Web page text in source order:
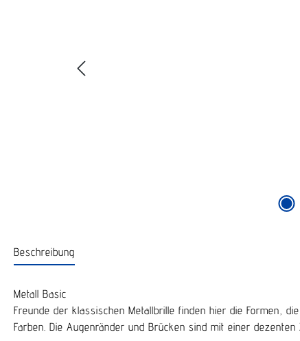
Beschreibung
Metall Basic
Freunde der klassischen Metallbrille finden hier die Formen,
Farben. Die Augenränder und Brücken sind mit einer